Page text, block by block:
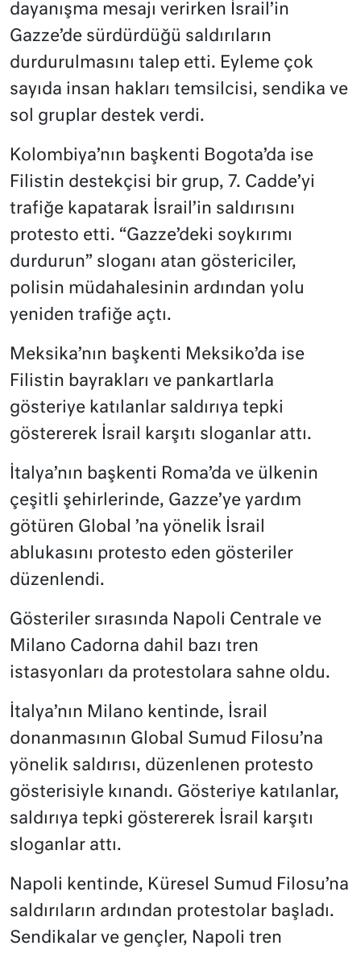
dayanışma mesajı verirken İsrail’in
Gazze’de sürdürdüğü saldırıların
durdurulmasını talep etti. Eyleme çok
sayıda insan hakları temsilcisi, sendika ve
sol gruplar destek verdi.
Kolombiya’nın başkenti Bogota’da ise
Filistin destekçisi bir grup, 7. Cadde’yi
trafiğe kapatarak İsrail’in saldırısını
protesto etti. “Gazze’deki soykırımı
durdurun” sloganı atan göstericiler,
polisin müdahalesinin ardından yolu
yeniden trafiğe açtı.
Meksika’nın başkenti Meksiko’da ise
Filistin bayrakları ve pankartlarla
gösteriye katılanlar saldırıya tepki
göstererek İsrail karşıtı sloganlar attı.
İtalya’nın başkenti Roma’da ve ülkenin
çeşitli şehirlerinde, Gazze’ye yardım
götüren Global ’na yönelik İsrail
ablukasını protesto eden gösteriler
düzenlendi.
Gösteriler sırasında Napoli Centrale ve
Milano Cadorna dahil bazı tren
istasyonları da protestolara sahne oldu.
İtalya’nın Milano kentinde, İsrail
donanmasının Global Sumud Filosu’na
yönelik saldırısı, düzenlenen protesto
gösterisiyle kınandı. Gösteriye katılanlar,
saldırıya tepki göstererek İsrail karşıtı
sloganlar attı.
Napoli kentinde, Küresel Sumud Filosu’na
saldırıların ardından protestolar başladı.
Sendikalar ve gençler, Napoli tren